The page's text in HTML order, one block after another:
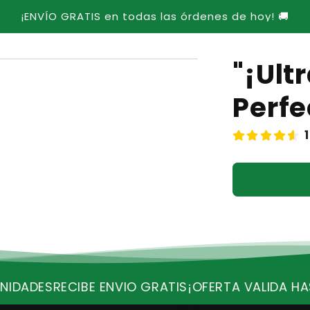
¡ENVÍO GRATIS en todas las órdenes de hoy! 🚚
¡OFERTA VALIDA HASTA HOY!QUEDAN